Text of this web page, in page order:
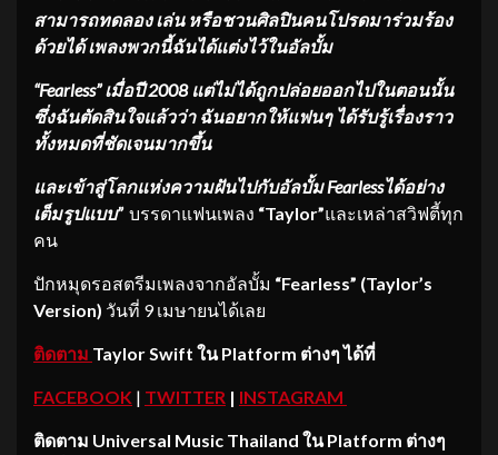
สามารถทดลอง เล่น หรือชวนศิลปินคนโปรดมาร่วมร้อง
ด้วยได้ เพลงพวกนี้ฉันได้แต่งไว้ในอัลบั้ม
“Fearless” เมื่อปี 2008 แต่ไม่ได้ถูกปล่อยออกไปในตอนนั้น
ซึ่งฉันตัดสินใจแล้วว่า ฉันอยากให้แฟนๆ ได้รับรู้เรื่องราว
ทั้งหมดที่ชัดเจนมากขึ้น
และเข้าสู่โลกแห่งความฝันไปกับอัลบั้มFearlessได้อย่าง
เต็มรูปแบบ” บรรดาแฟนเพลง “Taylor”และเหล่าสวิฟตี้ทุก
คน
ปักหมุดรอสตรีมเพลงจากอัลบั้ม “Fearless” (Taylor’s
Version) วันที่ 9 เมษายนได้เลย
ติดตาม Taylor Swift ใน Platform ต่างๆ ได้ที่
FACEBOOK | TWITTER | INSTAGRAM
ติดตาม Universal Music Thailand ใน Platform ต่างๆ